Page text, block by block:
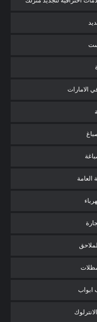
الامارات
العامة
ابواب